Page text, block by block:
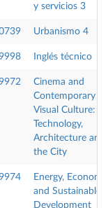
y servicios 3
Urbanismo 4
Inglés técnico
Cinema and
Contemporary
Visual Culture:
Technology,
Architecture and
the City
Energy, Economy
and Sustainable
Development